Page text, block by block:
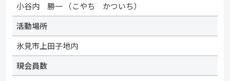
小谷内 勝一 （こやち かついち）
活動場所
氷見市上田子地内
現会員数